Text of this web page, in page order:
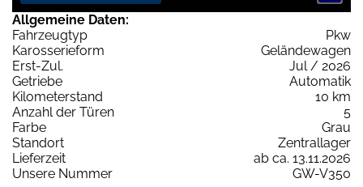
Allgemeine Daten:
Fahrzeugtyp
Pkw
Karosserieform
Geländewagen
Erst-Zul.
Jul / 2026
Getriebe
Automatik
Kilometerstand
10 km
Anzahl der Türen
5
Farbe
Grau
Standort
Zentrallager
Lieferzeit
ab ca. 13.11.2026
Unsere Nummer
GW-V350